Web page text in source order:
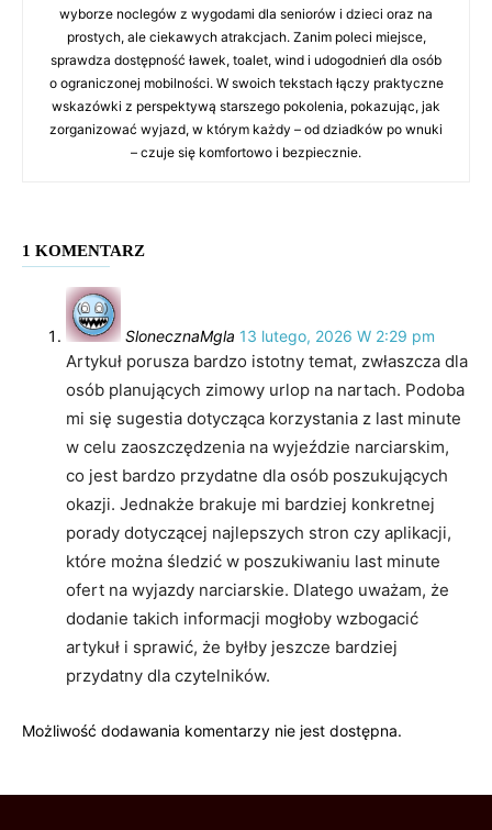
wyborze noclegów z wygodami dla seniorów i dzieci oraz na
prostych, ale ciekawych atrakcjach. Zanim poleci miejsce,
sprawdza dostępność ławek, toalet, wind i udogodnień dla osób
o ograniczonej mobilności. W swoich tekstach łączy praktyczne
wskazówki z perspektywą starszego pokolenia, pokazując, jak
zorganizować wyjazd, w którym każdy – od dziadków po wnuki
– czuje się komfortowo i bezpiecznie.
1 KOMENTARZ
SlonecznaMgla 13 lutego, 2026 W 2:29 pm
Artykuł porusza bardzo istotny temat, zwłaszcza dla
osób planujących zimowy urlop na nartach. Podoba
mi się sugestia dotycząca korzystania z last minute
w celu zaoszczędzenia na wyjeździe narciarskim,
co jest bardzo przydatne dla osób poszukujących
okazji. Jednakże brakuje mi bardziej konkretnej
porady dotyczącej najlepszych stron czy aplikacji,
które można śledzić w poszukiwaniu last minute
ofert na wyjazdy narciarskie. Dlatego uważam, że
dodanie takich informacji mogłoby wzbogacić
artykuł i sprawić, że byłby jeszcze bardziej
przydatny dla czytelników.
Możliwość dodawania komentarzy nie jest dostępna.